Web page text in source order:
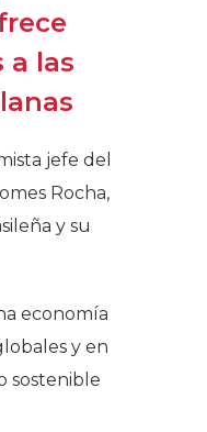
las
jefe del
Rocha,
y su
economía
y en
sostenible